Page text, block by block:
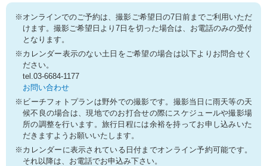
※オンラインでのご予約は、撮影ご希望日の7日前までご利用いただ
けます。撮影ご希望日より7日を切った場合は、お電話のみの受付
となります。
※カレンダー表示のない土日をご希望の場合は以下よりお問合せく
ださい。
tel.03-6684-1177
お問い合わせ
※ビーチフォトプランは野外での撮影です。撮影当日に雨天等の天
候不良の場合は、現地でのお打合せの際にスケジュールや撮影場
所の調整を行います。旅行日程には余裕を持ってお申し込みいた
だきますようお願いいたします。
※カレンダーに表示されている日付までオンライン予約可能です。
それ以降は、お電話でお申込み下さい。